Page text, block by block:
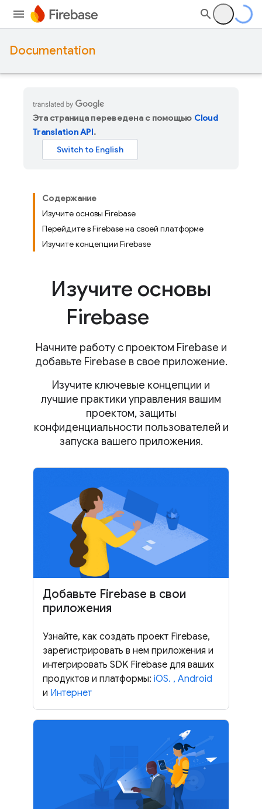
Documentation
Эта страница переведена с помощью Cloud
Translation API.
Содержание
Изучите основы Firebase
Перейдите в Firebase на своей платформе
Изучите концепции Firebase
Изучите основы
Firebase
Начните работу с проектом Firebase и
добавьте Firebase в свое приложение.
Изучите ключевые концепции и
лучшие практики управления вашим
проектом, защиты
конфиденциальности пользователей и
запуска вашего приложения.
Добавьте Firebase в свои
приложения
Узнайте, как создать проект Firebase,
зарегистрировать в нем приложения и
интегрировать SDK Firebase для ваших
продуктов и платформы: iOS. , Android
и Интернет